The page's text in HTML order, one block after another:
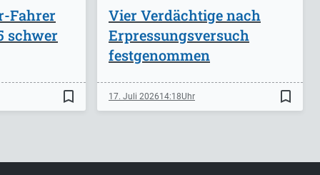
Fahrer
schwer
bookmark_border
Vier Verdächtige nach
Erpressungsversuch
festgenommen
17. Juli 202614:18 bookmark_border